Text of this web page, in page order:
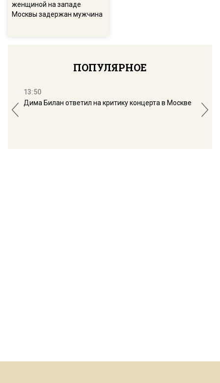
женщиной на западе
Москвы задержан мужчина
ПОПУЛЯРНОЕ
13:50
Дима Билан ответил на критику концерта в Москве